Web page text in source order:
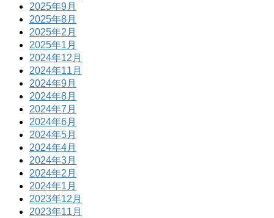
2025年9月
2025年8月
2025年2月
2025年1月
2024年12月
2024年11月
2024年9月
2024年8月
2024年7月
2024年6月
2024年5月
2024年4月
2024年3月
2024年2月
2024年1月
2023年12月
2023年11月